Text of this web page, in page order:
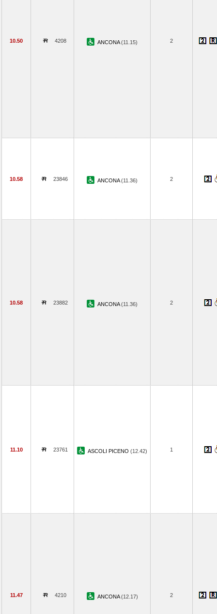
10.50 4208 ANCONA(11.15) 2
10.58 23846 ANCONA(11.36) 2
10.58 23882 ANCONA(11.36) 2
11.10 23761 ASCOLI PICENO (12.42) 1
11.47 4210 ANCONA(12.17) 2